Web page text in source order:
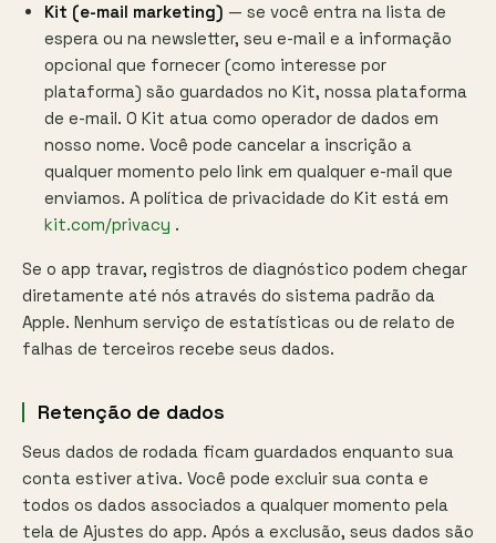
Kit (e-mail marketing) — se você entra na lista de
espera ou na newsletter, seu e-mail e a informação
opcional que fornecer (como interesse por
plataforma) são guardados no Kit, nossa plataforma
de e-mail. O Kit atua como operador de dados em
nosso nome. Você pode cancelar a inscrição a
qualquer momento pelo link em qualquer e-mail que
enviamos. A política de privacidade do Kit está em
kit.com/privacy .
Se o app travar, registros de diagnóstico podem chegar
diretamente até nós através do sistema padrão da
Apple. Nenhum serviço de estatísticas ou de relato de
falhas de terceiros recebe seus dados.
Retenção de dados
Seus dados de rodada ficam guardados enquanto sua
conta estiver ativa. Você pode excluir sua conta e
todos os dados associados a qualquer momento pela
tela de Ajustes do app. Após a exclusão, seus dados são